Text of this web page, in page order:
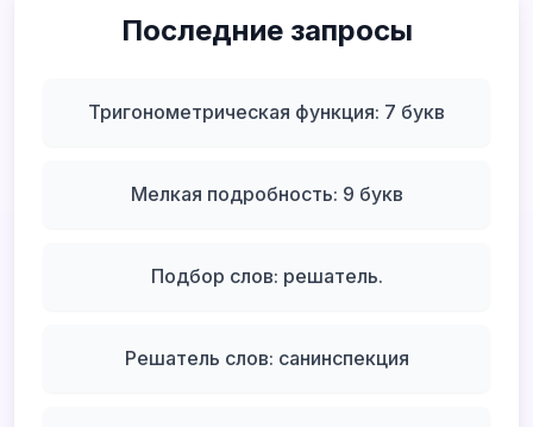
Последние запросы
Тригонометрическая функция: 7 букв
Мелкая подробность: 9 букв
Подбор слов: решатель.
Решатель слов: санинспекция